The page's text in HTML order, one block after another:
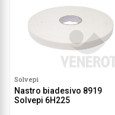
Solvepi
Nastro biadesivo 8919
Solvepi 6H225